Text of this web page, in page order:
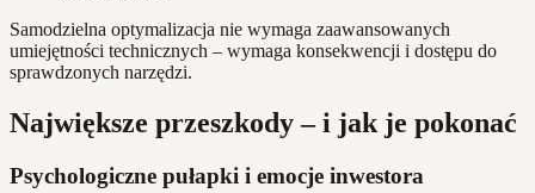
Samodzielna optymalizacja nie wymaga zaawansowanych
umiejętności technicznych – wymaga konsekwencji i dostępu do
sprawdzonych narzędzi.
Największe przeszkody – i jak je pokonać
Psychologiczne pułapki i emocje inwestora